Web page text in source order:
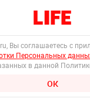
Вы соглашаетесь с
Персональных
в данной
ОК